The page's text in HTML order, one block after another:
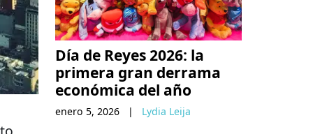
Día de Reyes 2026: la
primera gran derrama
económica del año
enero 5, 2026 | Lydia Leija